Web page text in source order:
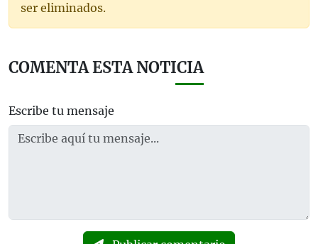
ser eliminados.
COMENTA ESTA NOTICIA
Escribe tu mensaje